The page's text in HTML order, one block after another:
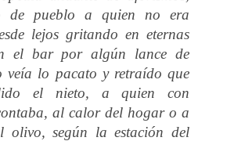
de pueblo a quien no era
lejos gritando en eternas
el bar por algún lance de
veía lo pacato y retraído que
el nieto, a quien con
al calor del hogar o a
olivo, según la estación del